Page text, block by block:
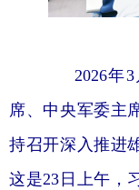
2026年3
席、中央军委主
持召开深入推进
这是23日上午，